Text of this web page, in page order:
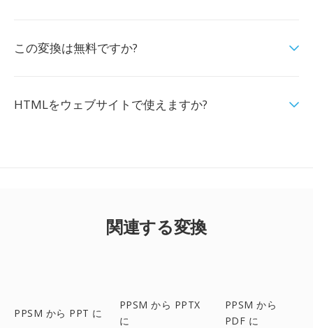
この変換は無料ですか?
HTMLをウェブサイトで使えますか?
関連する変換
PPSM から PPT に
PPSM から PPTX
に
PPSM から
PDF に